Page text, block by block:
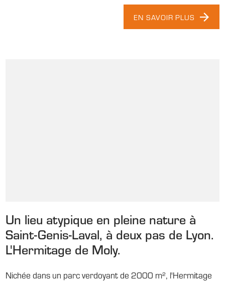
EN SAVOIR PLUS
Un lieu atypique en pleine nature à
Saint-Genis-Laval, à deux pas de Lyon.
L'Hermitage de Moly.
Nichée dans un parc verdoyant de 2000 m², l'Hermitage